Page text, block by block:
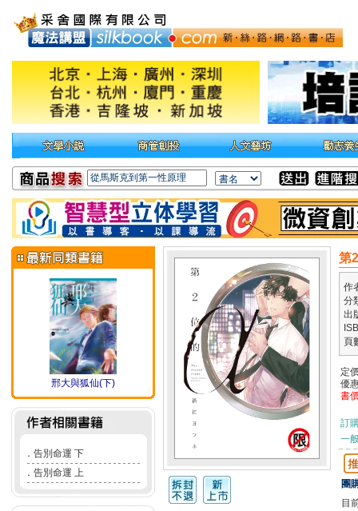
邢大與狐仙(下)
． 告別命運 下
． 告別命運 上
第
作
分
出
頁
定
優
書
訂
一
團
目